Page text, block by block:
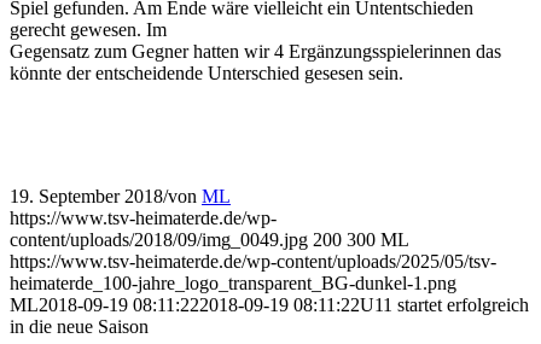
Spiel gefunden. Am Ende wäre vielleicht ein Untentschieden
gerecht gewesen. Im
Gegensatz zum Gegner hatten wir 4 Ergänzungsspielerinnen das
könnte der entscheidende Unterschied gesesen sein.
19. September 2018/von ML
https://www.tsv-heimaterde.de/wp-
content/uploads/2018/09/img_0049.jpg 200 300 ML
https://www.tsv-heimaterde.de/wp-content/uploads/2025/05/tsv-
heimaterde_100-jahre_logo_transparent_BG-dunkel-1.png
ML2018-09-19 08:11:222018-09-19 08:11:22U11 startet erfolgreich
in die neue Saison